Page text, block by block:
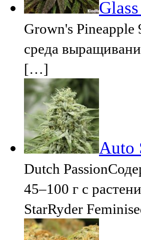
Grown's
среда
[…]
Auto
Dutch
45–100 г с
StarRyder